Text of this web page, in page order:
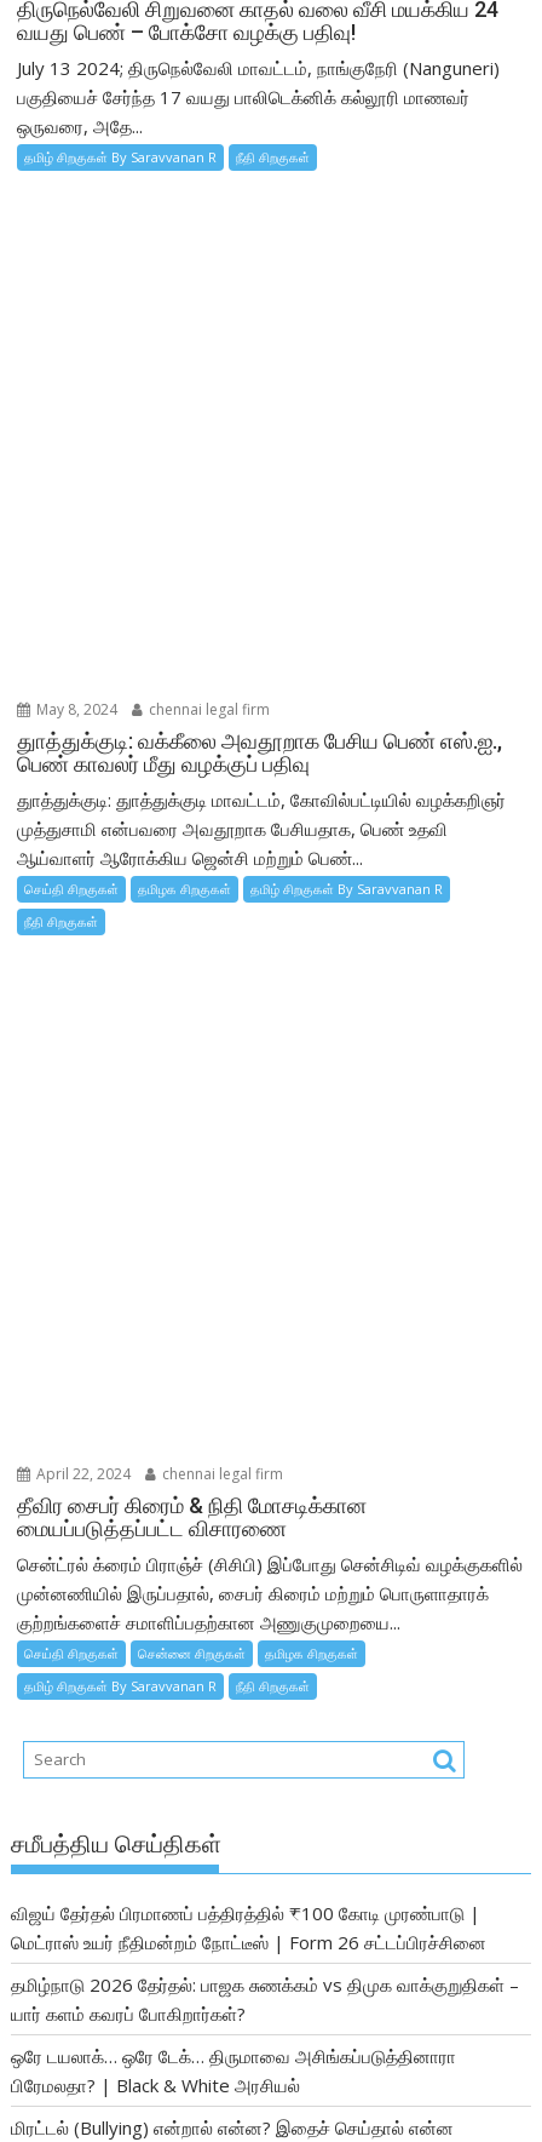
திருநெல்வேலி சிறுவனை காதல் வலை வீசி மயக்கிய 24
வயது பெண் – போக்சோ வழக்கு பதிவு!
July 13 2024; திருநெல்வேலி மாவட்டம், நாங்குநேரி (Nanguneri)
பகுதியைச் சேர்ந்த 17 வயது பாலிடெக்னிக் கல்லூரி மாணவர்
ஒருவரை, அதே...
தமிழ் சிறகுகள் By Saravvanan R நீதி சிறகுகள்
May 8, 2024 chennai legal firm
துாத்துக்குடி: வக்கீலை அவதூறாக பேசிய பெண் எஸ்.ஐ.,
பெண் காவலர் மீது வழக்குப் பதிவு
துாத்துக்குடி: துாத்துக்குடி மாவட்டம், கோவில்பட்டியில் வழக்கறிஞர்
முத்துசாமி என்பவரை அவதூறாக பேசியதாக, பெண் உதவி
ஆய்வாளர் ஆரோக்கிய ஜென்சி மற்றும் பெண்...
செய்தி சிறகுகள் தமிழக சிறகுகள்
தமிழ் சிறகுகள் By Saravvanan R
நீதி சிறகுகள்
April 22, 2024 chennai legal firm
தீவிர சைபர் கிரைம் & நிதி மோசடிக்கான
மையப்படுத்தப்பட்ட விசாரணை
சென்ட்ரல் க்ரைம் பிராஞ்ச் (சிசிபி) இப்போது சென்சிடிவ் வழக்குகளில்
முன்னணியில் இருப்பதால், சைபர் கிரைம் மற்றும் பொருளாதாரக்
குற்றங்களைச் சமாளிப்பதற்கான அணுகுமுறையை...
செய்தி சிறகுகள் சென்னை சிறகுகள்
தமிழக சிறகுகள்
தமிழ் சிறகுகள் By Saravvanan R
நீதி சிறகுகள்
சமீபத்திய செய்திகள்
விஜய் தேர்தல் பிரமாணப் பத்திரத்தில் ₹100 கோடி முரண்பாடு |
மெட்ராஸ் உயர் நீதிமன்றம் நோட்டீஸ் | Form 26 சட்டப்பிரச்சினை
தமிழ்நாடு 2026 தேர்தல்: பாஜக சுணக்கம் vs திமுக வாக்குறுதிகள் –
யார் களம் கவரப் போகிறார்கள்?
ஒரே டயலாக்… ஒரே டேக்… திருமாவை அசிங்கப்படுத்தினாரா
பிரேமலதா? | Black & White அரசியல்
மிரட்டல் (Bullying) என்றால் என்ன? இதைச் செய்தால் என்ன